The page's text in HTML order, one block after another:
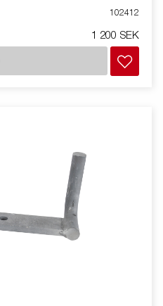
102412
1 200 SEK